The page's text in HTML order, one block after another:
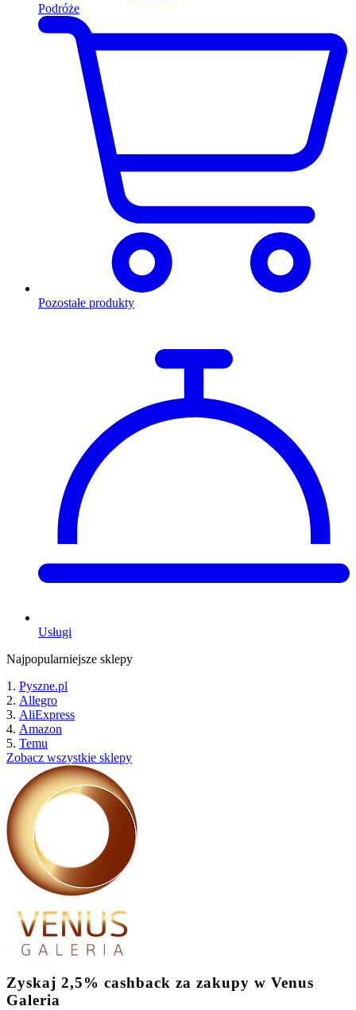
Podróże
Pozostałe produkty
Usługi
Najpopularniejsze sklepy
Pyszne.pl
Allegro
AliExpress
Amazon
Temu
Zobacz wszystkie sklepy
Zyskaj 2,5% cashback za zakupy w Venus
Galeria